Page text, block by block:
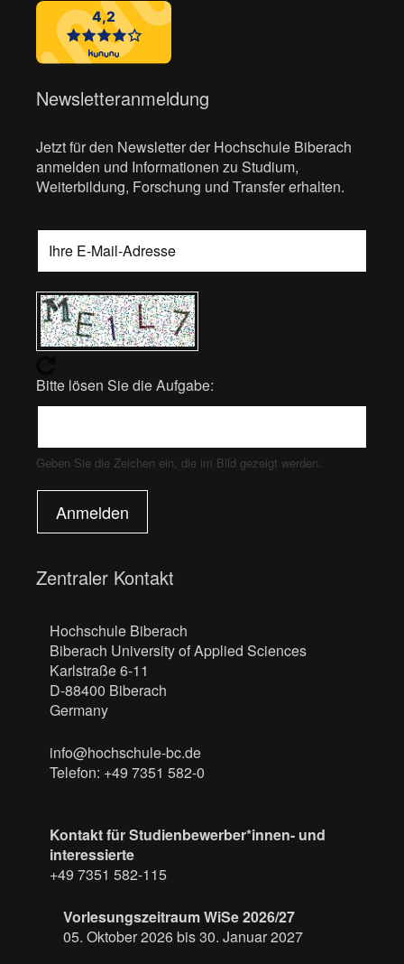
Newsletteranmeldung
Jetzt für den Newsletter der Hochschule Biberach
anmelden und Informationen zu Studium,
Weiterbildung, Forschung und Transfer erhalten.
Bitte lösen Sie die Aufgabe:
Geben Sie die Zeichen ein, die im Bild gezeigt werden.
Anmelden
Zentraler Kontakt
Hochschule Biberach
Biberach University of Applied Sciences
Karlstraße 6-11
D-88400 Biberach
Germany
info@hochschule-bc.de
Telefon: +49 7351 582-0
Kontakt für Studienbewerber*innen- und
interessierte
+49 7351 582-115
Vorlesungszeitraum WiSe 2026/27
05. Oktober 2026 bis 30. Januar 2027